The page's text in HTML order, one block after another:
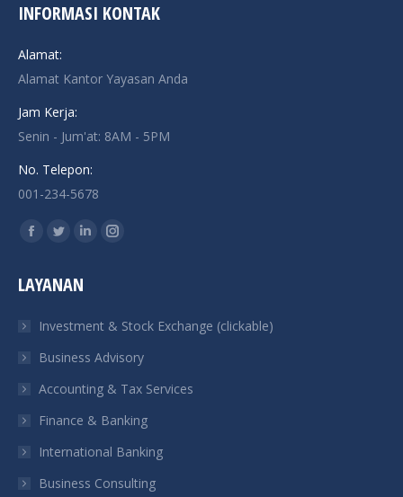
INFORMASI KONTAK
Alamat:
Alamat Kantor Yayasan Anda
Jam Kerja:
Senin - Jum'at: 8AM - 5PM
No. Telepon:
001-234-5678
Find us on:
Facebook
opens
new
window
Twitter
opens
new
window
Linkedin
new
window
Instagram
new
window
LAYANAN
Investment & Stock Exchange (clickable)
Business Advisory
Accounting & Tax Services
Finance & Banking
International Banking
Business Consulting